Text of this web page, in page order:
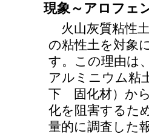
現象～アロフェ
火山灰質粘性
の粘性土を対象
す。この理由は
アルミニウム粘
下 固化材）か
化を阻害するた
量的に調査した